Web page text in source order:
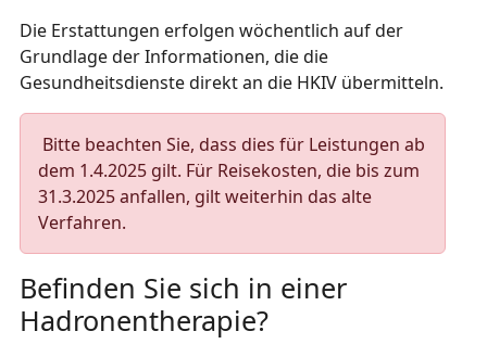
Die Erstattungen erfolgen wöchentlich auf der
Grundlage der Informationen, die die
Gesundheitsdienste direkt an die HKIV übermitteln.
Bitte beachten Sie, dass dies für Leistungen ab
dem 1.4.2025 gilt. Für Reisekosten, die bis zum
31.3.2025 anfallen, gilt weiterhin das alte
Verfahren.
Befinden Sie sich in einer
Hadronentherapie?